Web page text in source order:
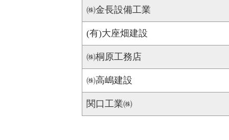
㈱金長設備工業
(有)大座畑建設
㈱桐原工務店
㈱高嶋建設
関口工業㈱